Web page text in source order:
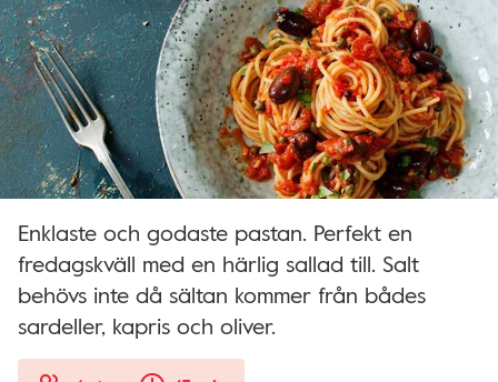
Enklaste och godaste pastan. Perfekt en
fredagskväll med en härlig sallad till. Salt
behövs inte då sältan kommer från bådes
sardeller, kapris och oliver.